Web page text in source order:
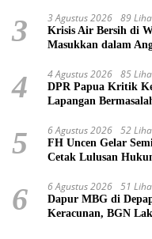
3 3 Agustus 2026 89
Krisis Air Bersih di
Masukkan dalam
4 4 Agustus 2026 85
DPR Papua Kritik
Lapangan
5 6 Agustus 2026 52
FH Uncen Gelar
Cetak Lulusan
6 6 Agustus 2026 51
Dapur MBG di
Keracunan, BGN